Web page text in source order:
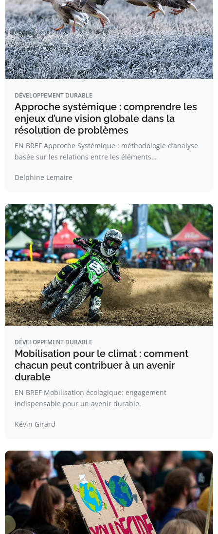
DÉVELOPPEMENT DURABLE
Approche systémique : comprendre les
enjeux d’une vision globale dans la
résolution de problèmes
EN BREF Approche Systémique : méthodologie d’analyse
basée sur les relations entre les éléments…
Delphine Lemaire
DÉVELOPPEMENT DURABLE
Mobilisation pour le climat : comment
chacun peut contribuer à un avenir
durable
EN BREF Mobilisation écologique: engagement
indispensable pour un avenir durable.
Kévin Girard